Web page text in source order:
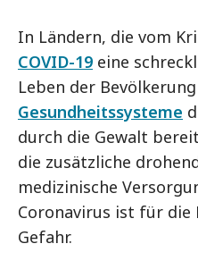
In Ländern, die vom
COVID-19 eine
Leben der Bevölkerung
Gesundheitssysteme
durch die Gewalt
die zusätzliche
medizinische
Coronavirus ist für die
Gefahr.